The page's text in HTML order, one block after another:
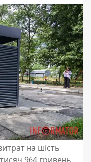
на шість
964 гривень